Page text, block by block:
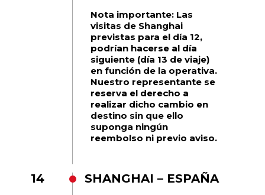
Nota importante: Las
visitas de Shanghai
previstas para el día 12,
podrían hacerse al día
siguiente (día 13 de viaje)
en función de la operativa.
Nuestro representante se
reserva el derecho a
realizar dicho cambio en
destino sin que ello
suponga ningún
reembolso ni previo aviso.
14 SHANGHAI – ESPAÑA